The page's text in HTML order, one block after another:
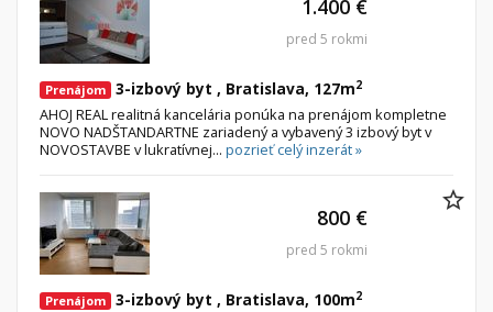
Prenájom 3-izbový byt , Bratislava, 127m2
AHOJ REAL realitná kancelária ponúka na prenájom kompletne
NOVO NADŠTANDARTNE zariadený a vybavený 3 izbový byt v
NOVOSTAVBE v lukratívnej... pozrieť celý inzerát »
1.400 €
pred 5 rokmi
Prenájom 3-izbový byt , Bratislava, 100m2
800 €
pred 5 rokmi